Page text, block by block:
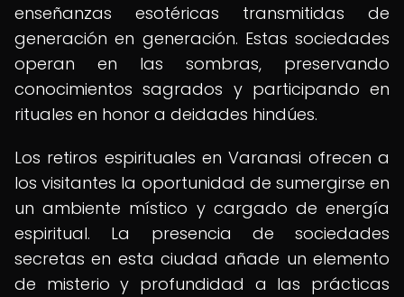
enseñanzas esotéricas transmitidas de
generación en generación. Estas sociedades
operan en las sombras, preservando
conocimientos sagrados y participando en
rituales en honor a deidades hindúes.
Los retiros espirituales en Varanasi ofrecen a
los visitantes la oportunidad de sumergirse en
un ambiente místico y cargado de energía
espiritual. La presencia de sociedades
secretas en esta ciudad añade un elemento
de misterio y profundidad a las prácticas